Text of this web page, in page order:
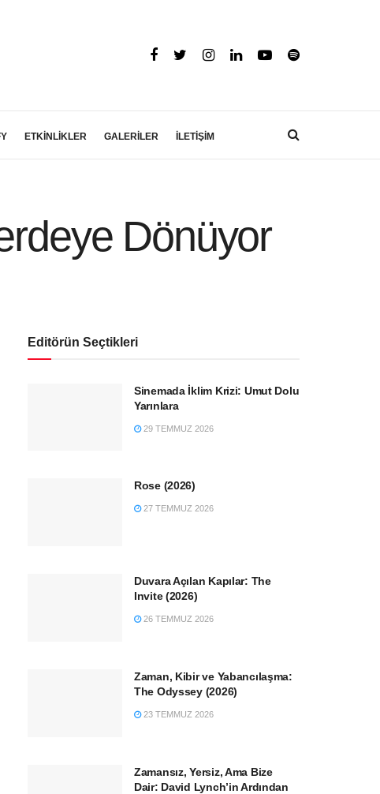
ETKİNLİKLER GALERİLER İLETİŞİM
Dönüyor
Editörün Seçtikleri
Sinemada İklim Krizi: Umut Dolu
Yarınlara
29 TEMMUZ 2026
Rose (2026)
27 TEMMUZ 2026
Duvara Açılan Kapılar: The
Invite (2026)
26 TEMMUZ 2026
Zaman, Kibir ve Yabancılaşma:
The Odyssey (2026)
23 TEMMUZ 2026
Zamansız, Yersiz, Ama Bize
Dair: David Lynch’in Ardından